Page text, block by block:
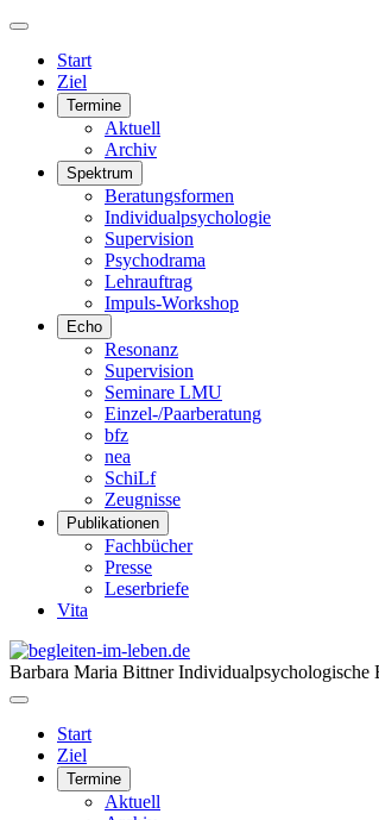
Start
Ziel
Termine
Aktuell
Archiv
Spektrum
Beratungsformen
Individualpsychologie
Supervision
Psychodrama
Lehrauftrag
Impuls-Workshop
Echo
Resonanz
Supervision
Seminare LMU
Einzel-/Paarberatung
bfz
nea
SchiLf
Zeugnisse
Publikationen
Fachbücher
Presse
Leserbriefe
Vita
Barbara Maria BittnerIndividualpsychologische
Start
Ziel
Termine
Aktuell